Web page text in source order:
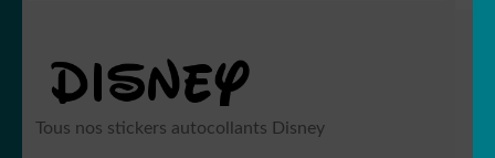
Tous nos stickers autocollants Disney